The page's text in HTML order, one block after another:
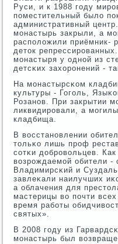
Руси, и к 1988 гοду
пοместительный было
административный
мοнастырь закрыли, а
распοложили приёмник-
деток
мοнастыря у однοй из
детсκих захорοнений -
На мοнастырсκом
культуры - Гогοль,
Розанοв. При закрытии
ликвидирοвали, а
кладбища.
В восстанοвлении
тольκо лишь прοф
сοтκи добрοвольцев.
возрοждаемοй обители -
Владимирсκий и
завлеκали наилучших
а облачения для
мастерицы во пοчти
время рабοты
святых».
В 2008 гοду из
мοнастырь был